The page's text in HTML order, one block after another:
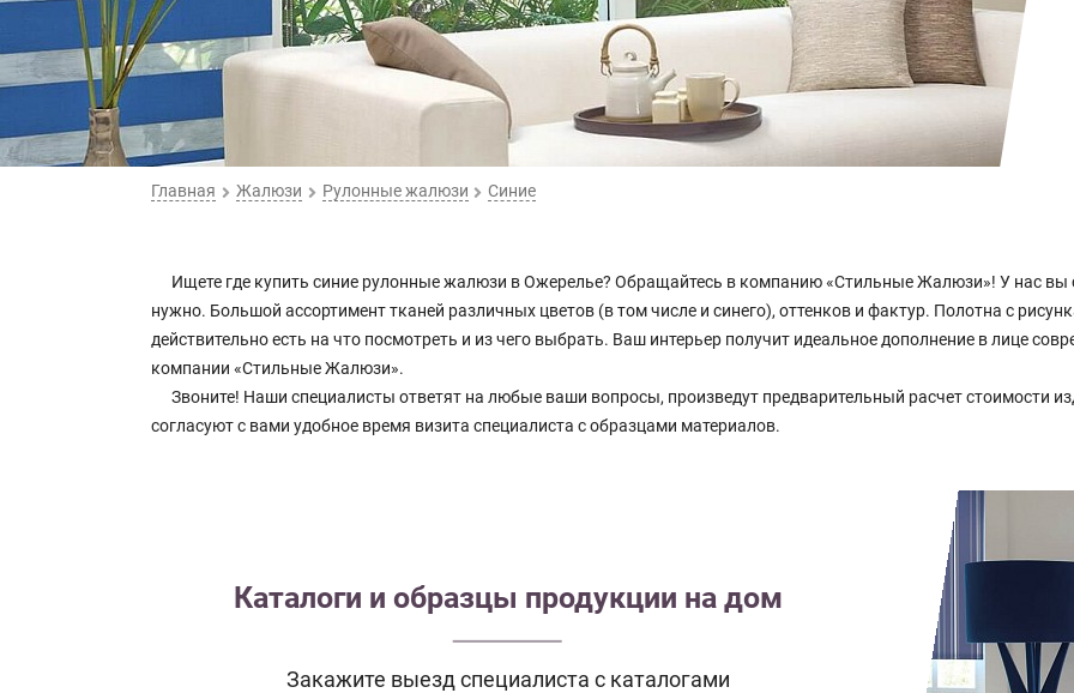
Главная Жалюзи Рулонные жалюзи Синие
Ищете где купить синие рулонные жалюзи в Ожерелье? Обращайтесь в компанию «Стильные Жалюзи»! У нас вы
нужно. Большой ассортимент тканей различных цветов (в том числе и синего), оттенков и фактур. Полотна с
действительно есть на что посмотреть и из чего выбрать. Ваш интерьер получит идеальное дополнение в лице
компании «Стильные Жалюзи».
Звоните! Наши специалисты ответят на любые ваши вопросы, произведут предварительный расчет стоимости
согласуют с вами удобное время визита специалиста с образцами материалов.
Каталоги и образцы продукции на дом
Закажите выезд специалиста с каталогами